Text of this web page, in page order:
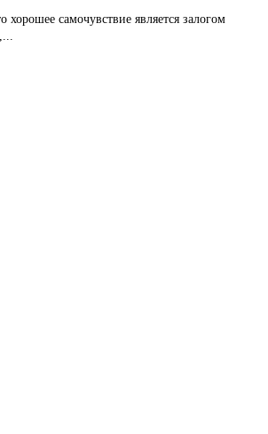
хорошее самочувствие является залогом